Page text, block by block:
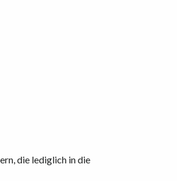
die lediglich in die